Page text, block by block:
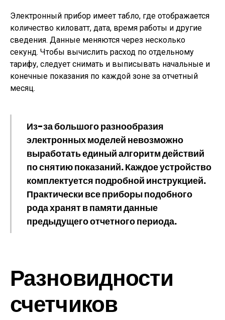
Электронный прибор имеет табло, где отображается
количество киловатт, дата, время работы и другие
сведения. Данные меняются через несколько
секунд. Чтобы вычислить расход по отдельному
тарифу, следует снимать и выписывать начальные и
конечные показания по каждой зоне за отчетный
месяц.
Из-за большого разнообразия
электронных моделей невозможно
выработать единый алгоритм действий
по снятию показаний. Каждое устройство
комплектуется подробной инструкцией.
Практически все приборы подобного
рода хранят в памяти данные
предыдущего отчетного периода.
Разновидности
счетчиков